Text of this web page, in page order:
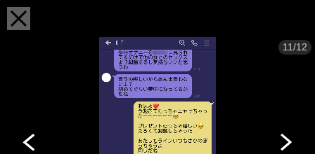
11/12